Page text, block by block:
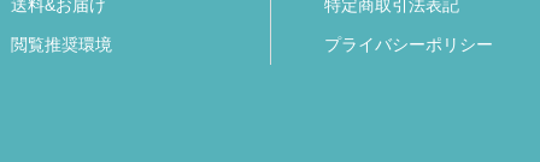
送料&お届け
閲覧推奨環境
特定商取引法表記
プライバシーポリシー